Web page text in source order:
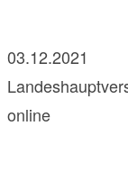
03.12.2021
online